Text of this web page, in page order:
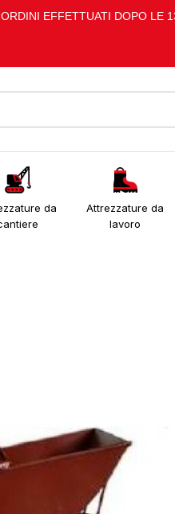
EFFETTUATI DOPO LE
da
Attrezzature da
lavoro